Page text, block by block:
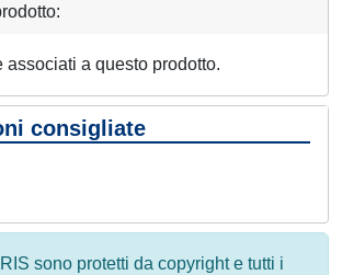
associati a questo prodotto.
consigliate
sono protetti da copyright e tutti i